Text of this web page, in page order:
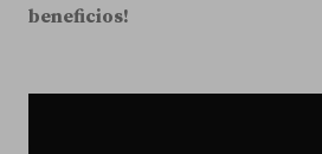
beneficios!